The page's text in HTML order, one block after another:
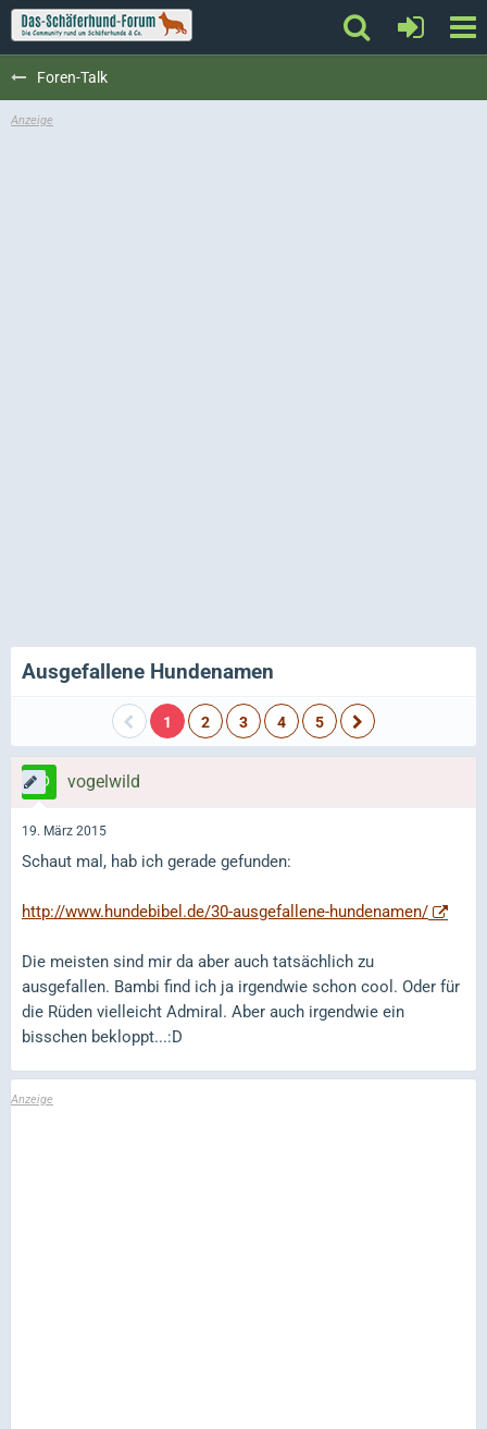
Foren-Talk
Ausgefallene Hundenamen
1 2 3 4 5
vogelwild
19. März 2015
Schaut mal, hab ich gerade gefunden:
http://www.hundebibel.de/30-ausgefallene-hundenamen/
Die meisten sind mir da aber auch tatsächlich zu
ausgefallen. Bambi find ich ja irgendwie schon cool. Oder für
die Rüden vielleicht Admiral. Aber auch irgendwie ein
bisschen bekloppt...:D